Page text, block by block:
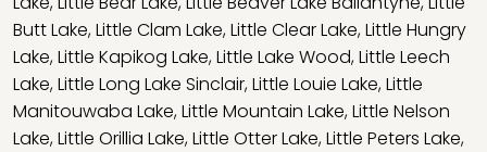
Butt Lake,Little Clam Lake,Little Clear Lake,Little Hungry
Lake,Little Kapikog Lake,Little Lake Wood,Little Leech
Lake,Little Long Lake Sinclair,Little Louie Lake,Little
Manitouwaba Lake,Little Mountain Lake,Little Nelson
Lake,Little Orillia Lake,Little Otter Lake,Little Peters Lake,